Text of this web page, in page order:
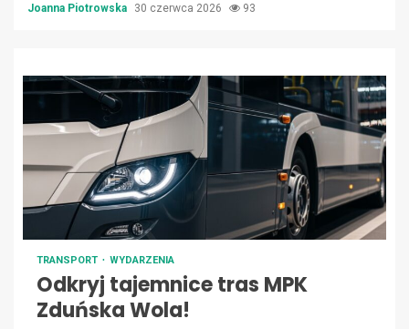
Joanna Piotrowska 30 czerwca 2026 93
TRANSPORT WYDARZENIA
Odkryj tajemnice tras MPK
Zduńska Wola!